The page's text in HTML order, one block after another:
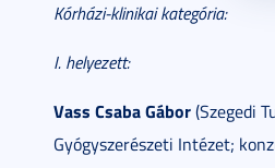
Kórházi-klinikai kategória:
I. helyezett:
Vass Csaba Gábor(Szegedi
Gyógyszerészeti Intézet;